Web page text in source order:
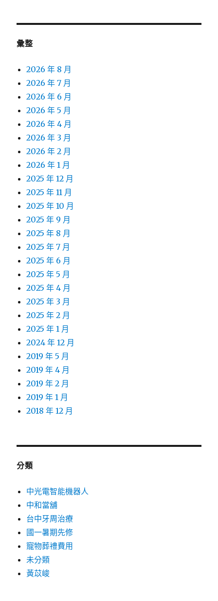
彙整
2026 年 8 月
2026 年 7 月
2026 年 6 月
2026 年 5 月
2026 年 4 月
2026 年 3 月
2026 年 2 月
2026 年 1 月
2025 年 12 月
2025 年 11 月
2025 年 10 月
2025 年 9 月
2025 年 8 月
2025 年 7 月
2025 年 6 月
2025 年 5 月
2025 年 4 月
2025 年 3 月
2025 年 2 月
2025 年 1 月
2024 年 12 月
2019 年 5 月
2019 年 4 月
2019 年 2 月
2019 年 1 月
2018 年 12 月
分類
中光電智能機器人
中和當舖
台中牙周治療
國一暑期先修
寵物葬禮費用
未分類
黃苡峻